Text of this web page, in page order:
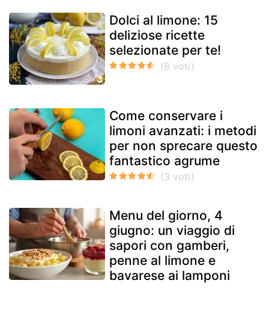
Dolci al limone: 15
deliziose ricette
selezionate per te!
Come conservare i
limoni avanzati: i metodi
per non sprecare questo
fantastico agrume
Menu del giorno, 4
giugno: un viaggio di
sapori con gamberi,
penne al limone e
bavarese ai lamponi